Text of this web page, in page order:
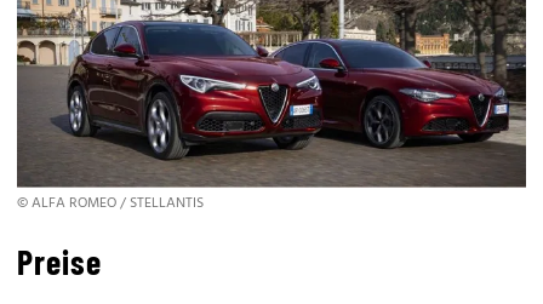
© ALFA ROMEO / STELLANTIS
Preise